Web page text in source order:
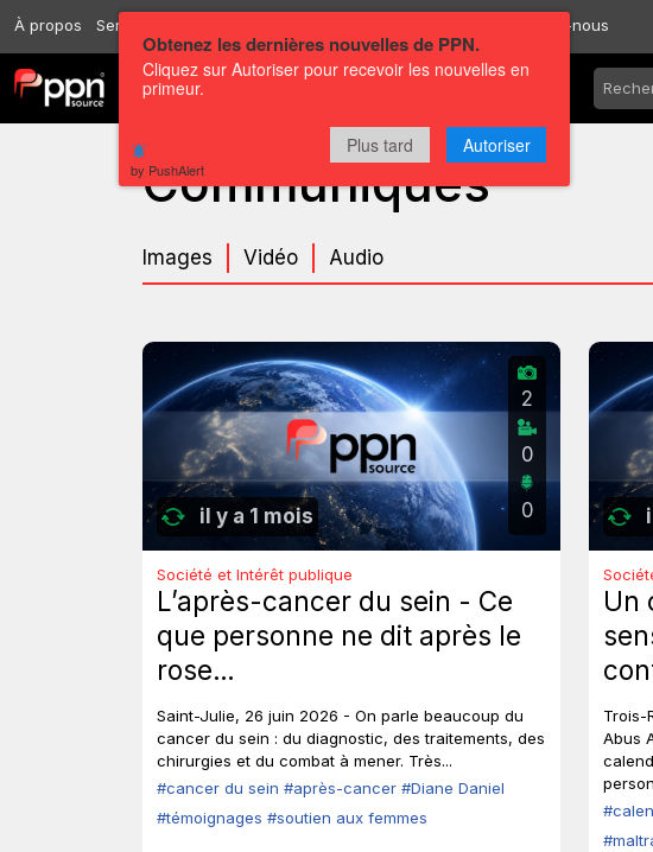
Chaînes
À propos Services Contactez-nous
Communiqués
Images Vidéo Audio
il y a 1 mois
2
0
0
Société et Intérêt publique
L’après-cancer du sein - Ce
que personne ne dit après le
rose…
Saint-Julie, 26 juin 2026 - On parle beaucoup du
cancer du sein : du diagnostic, des traitements, des
chirurgies et du combat à mener. Très...
#cancer du sein #après-cancer #Diane Daniel
#témoignages #soutien aux femmes
Un
Trois-
Abus
Obtenez les dernières nouvelles de PPN.
Cliquez sur Autoriser pour recevoir les nouvelles en
primeur.
Plus tard Autoriser
by PushAlert